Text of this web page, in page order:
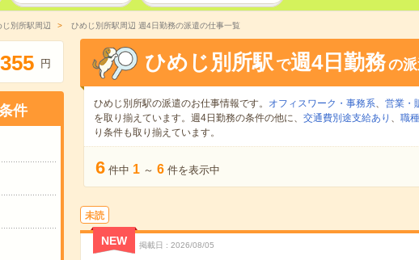
じ別所駅周辺 ひめじ別所駅周辺 週4日勤務の派遣の仕事一覧
355 円
件
ひめじ別所駅 で週4日勤務の
ひめじ別所駅の派遣のお仕事情報です。 オフィスワーク・事務系、 営業・
を取り揃えています。週4日勤務の条件の他に、 交通費別途支給あり 、 職
り条件も取り揃えています。
6 件中 1 ～ 6 件を表示中
未読
NEW 掲載日 2026/08/05